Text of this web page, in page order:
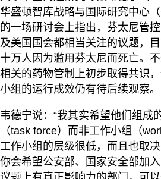
华盛顿智库战略与国际研究中心
的一场研讨会上指出，芬太尼管
及美国国会都相当关注的议题，
十万人因为滥用芬太尼而死亡。
相关的药物管制上初步取得共识
小组的运行成效仍有待后续观察。
韦德宁说：“我其实希望他们组成
（task force）而非工作小组（
工作小组的层级很低，而且也取决
你会希望公安部、国家安全部加